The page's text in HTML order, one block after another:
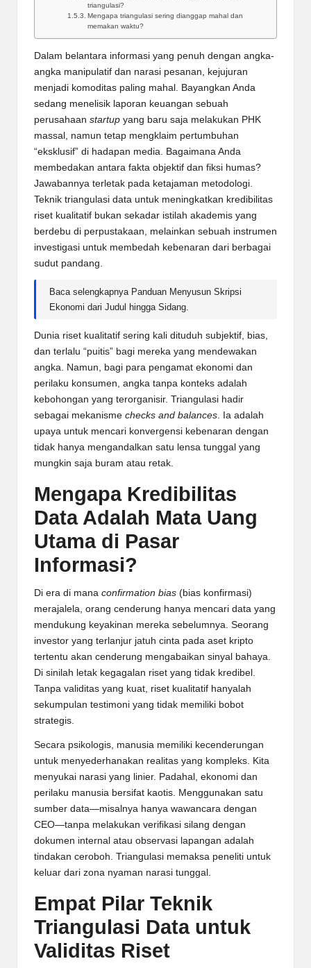
triangulasi?
Mengapa triangulasi sering dianggap mahal dan
memakan waktu?
Dalam belantara informasi yang penuh dengan angka-
angka manipulatif dan narasi pesanan, kejujuran
menjadi komoditas paling mahal. Bayangkan Anda
sedang menelisik laporan keuangan sebuah
perusahaan startup yang baru saja melakukan PHK
massal, namun tetap mengklaim pertumbuhan
“eksklusif” di hadapan media. Bagaimana Anda
membedakan antara fakta objektif dan fiksi humas?
Jawabannya terletak pada ketajaman metodologi.
Teknik triangulasi data untuk meningkatkan kredibilitas
riset kualitatif bukan sekadar istilah akademis yang
berdebu di perpustakaan, melainkan sebuah instrumen
investigasi untuk membedah kebenaran dari berbagai
sudut pandang.
Baca selengkapnya Panduan Menyusun Skripsi
Ekonomi dari Judul hingga Sidang.
Dunia riset kualitatif sering kali dituduh subjektif, bias,
dan terlalu “puitis” bagi mereka yang mendewakan
angka. Namun, bagi para pengamat ekonomi dan
perilaku konsumen, angka tanpa konteks adalah
kebohongan yang terorganisir. Triangulasi hadir
sebagai mekanisme checks and balances. Ia adalah
upaya untuk mencari konvergensi kebenaran dengan
tidak hanya mengandalkan satu lensa tunggal yang
mungkin saja buram atau retak.
Mengapa Kredibilitas
Data Adalah Mata Uang
Utama di Pasar
Informasi?
Di era di mana confirmation bias (bias konfirmasi)
merajalela, orang cenderung hanya mencari data yang
mendukung keyakinan mereka sebelumnya. Seorang
investor yang terlanjur jatuh cinta pada aset kripto
tertentu akan cenderung mengabaikan sinyal bahaya.
Di sinilah letak kegagalan riset yang tidak kredibel.
Tanpa validitas yang kuat, riset kualitatif hanyalah
sekumpulan testimoni yang tidak memiliki bobot
strategis.
Secara psikologis, manusia memiliki kecenderungan
untuk menyederhanakan realitas yang kompleks. Kita
menyukai narasi yang linier. Padahal, ekonomi dan
perilaku manusia bersifat kaotis. Menggunakan satu
sumber data—misalnya hanya wawancara dengan
CEO—tanpa melakukan verifikasi silang dengan
dokumen internal atau observasi lapangan adalah
tindakan ceroboh. Triangulasi memaksa peneliti untuk
keluar dari zona nyaman narasi tunggal.
Empat Pilar Teknik
Triangulasi Data untuk
Validitas Riset